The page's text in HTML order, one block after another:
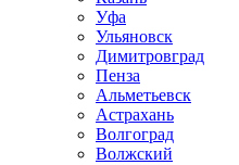
Уфа
Ульяновск
Димитровград
Пенза
Альметьевск
Астрахань
Волгоград
Волжский